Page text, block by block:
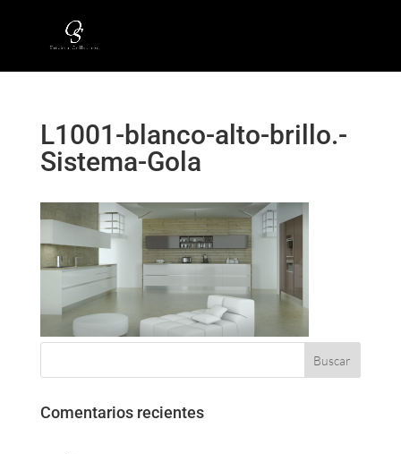
L1001-blanco-alto-brillo.-
Sistema-Gola
Comentarios recientes